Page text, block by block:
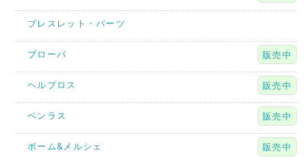
ブレスレット・パーツ
ブローバ 販売中
ヘルブロス 販売中
ベンラス 販売中
ボーム&メルシェ 販売中